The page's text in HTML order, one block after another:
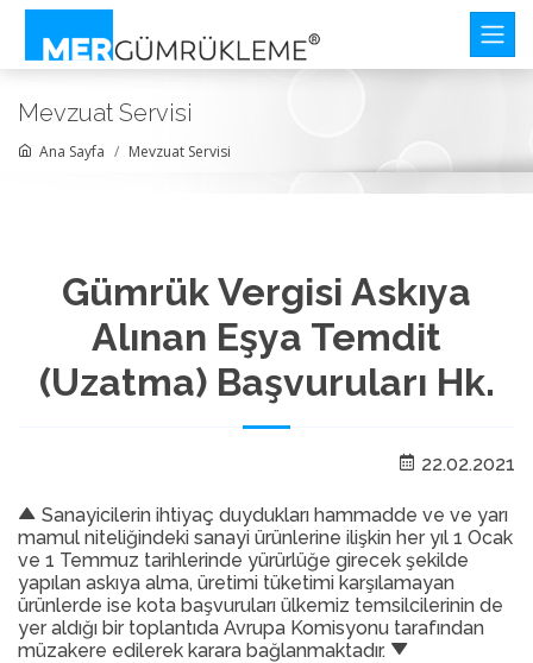
Mevzuat Servisi
Ana Sayfa Mevzuat Servisi
Gümrük Vergisi Askıya
Alınan Eşya Temdit
(Uzatma) Başvuruları Hk.
22.02.2021
Sanayicilerin ihtiyaç duydukları hammadde ve ve yarı
mamul niteliğindeki sanayi ürünlerine ilişkin her yıl 1 Ocak
ve 1 Temmuz tarihlerinde yürürlüğe girecek şekilde
yapılan askıya alma, üretimi tüketimi karşılamayan
ürünlerde ise kota başvuruları ülkemiz temsilcilerinin de
yer aldığı bir toplantıda Avrupa Komisyonu tarafından
müzakere edilerek karara bağlanmaktadır.